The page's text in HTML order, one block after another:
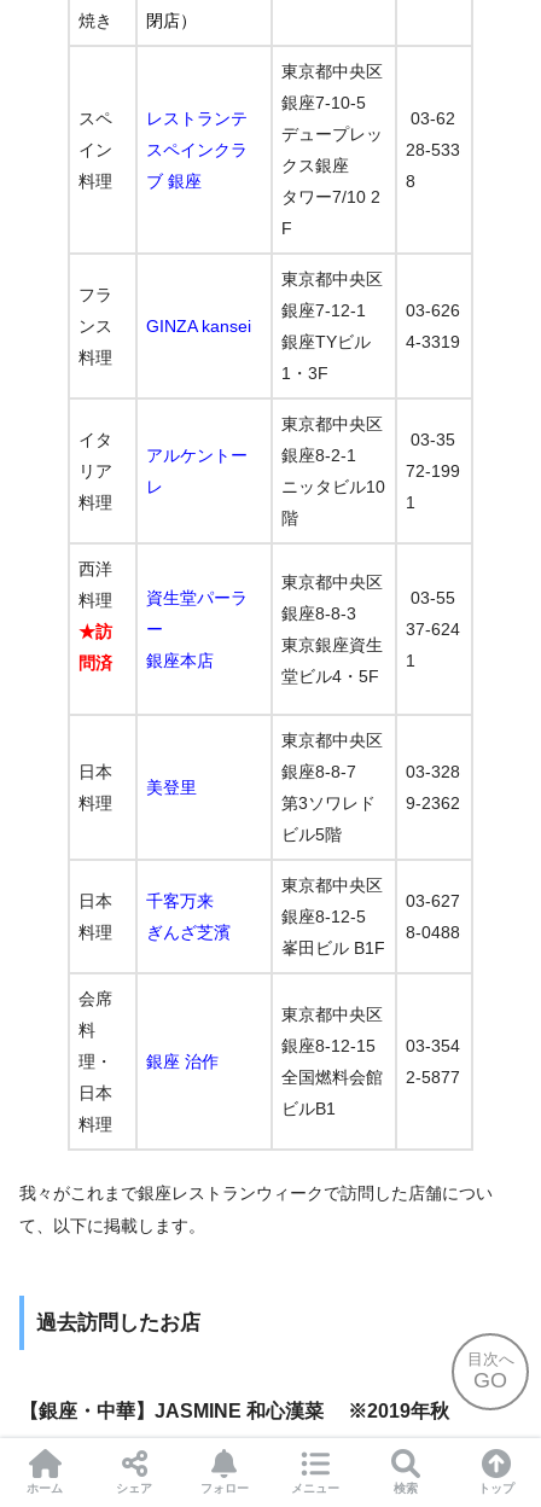
目次へ
GO
焼き
閉店）
スペ
イン
料理
レストランテ
スペインクラ
ブ 銀座
東京都中央区
銀座7-10-5
デュープレッ
クス銀座
タワー7/10 2
F
03-62
28-533
8
フラ
ンス
料理
GINZA kansei
東京都中央区
銀座7-12-1
銀座TYビル
1・3F
03-626
4-3319
イタ
リア
料理
アルケントー
レ
東京都中央区
銀座8-2-1
ニッタビル10
階
03-35
72-199
1
西洋
料理
★訪
問済
資生堂パーラ
ー
銀座本店
東京都中央区
銀座8-8-3
東京銀座資生
堂ビル4・5F
03-55
37-624
1
日本
料理
美登里
東京都中央区
銀座8-8-7
第3ソワレド
ビル5階
03-328
9-2362
日本
料理
千客万来
ぎんざ芝濱
東京都中央区
銀座8-12-5
峯田ビル B1F
03-627
8-0488
会席
料
理・
日本
料理
銀座 治作
東京都中央区
銀座8-12-15
全国燃料会館
ビルB1
03-354
2-5877
我々がこれまで銀座レストランウィークで訪問した店舗につい
て、以下に掲載します。
過去訪問したお店
【銀座・中華】JASMINE 和心漢菜 ※2019年秋
ホーム シェア フォロー メニュー 検索 トップ